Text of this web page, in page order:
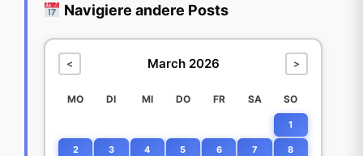
Navigiere andere Posts
< March 2026 >
MO DI MI DO FR SA SO
1
2 3 4 5 6 7 8